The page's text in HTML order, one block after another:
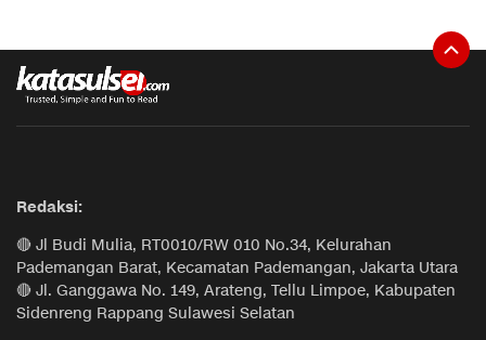
Redaksi:
🔴 Jl Budi Mulia, RT0010/RW 010 No.34, Kelurahan
Pademangan Barat, Kecamatan Pademangan, Jakarta Utara
🔴 Jl. Ganggawa No. 149, Arateng, Tellu Limpoe, Kabupaten
Sidenreng Rappang Sulawesi Selatan